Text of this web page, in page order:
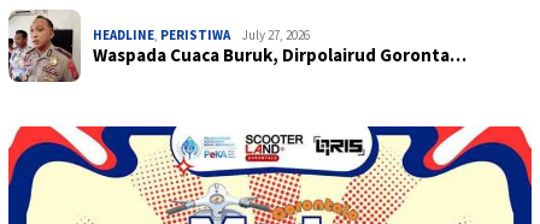
HEADLINE, PERISTIWA July 27, 2026
Waspada Cuaca Buruk, Dirpolairud Goronta…